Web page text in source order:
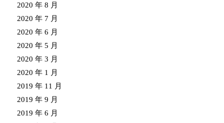
2020 年 8 月
2020 年 7 月
2020 年 6 月
2020 年 5 月
2020 年 3 月
2020 年 1 月
2019 年 11 月
2019 年 9 月
2019 年 6 月